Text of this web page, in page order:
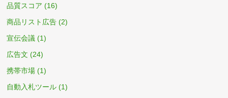
品質スコア (16)
商品リスト広告 (2)
宣伝会議 (1)
広告文 (24)
携帯市場 (1)
自動入札ツール (1)